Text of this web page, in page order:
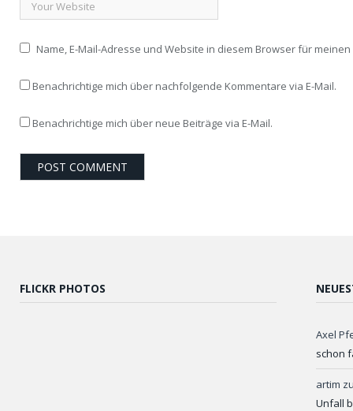
Name, E-Mail-Adresse und Website in diesem Browser für
Benachrichtige mich über nachfolgende Kommentare via E-Mail.
Benachrichtige mich über neue Beiträge via E-Mail.
FLICKR PHOTOS
Axel
schon
artim
Unfall